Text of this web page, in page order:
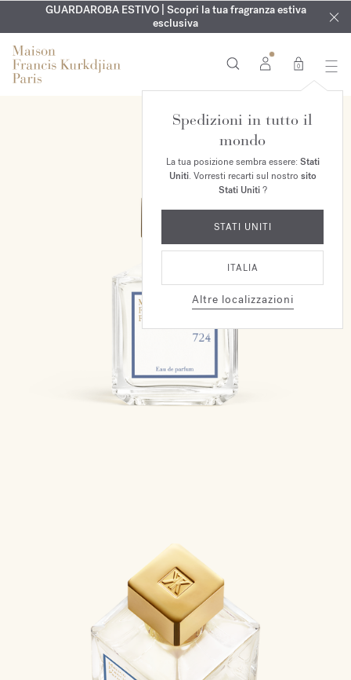
ESCLUSIVO | Scopri la nuova fragranza OUDvelvet moodnel
tuo ordine*
INCISIONE GRATUITA | Su tutte le fragranze e gli oli per il
corpo fino al 9 agosto
GUARDAROBA ESTIVO | Scopri la tua fragranza estiva
esclusiva
0
Spedizioni in tutto il
mondo
La tua posizione sembra essere: Stati
Uniti. Vorresti recarti sul nostro sito
Stati Uniti?
STATI UNITI
ITALIA
Altre localizzazioni